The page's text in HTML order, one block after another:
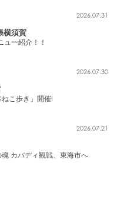
2026.07.31
横須賀
ー紹介！！
2026.07.30
こ歩き」開催!
2026.07.21
カバディ観戦、東海市へ